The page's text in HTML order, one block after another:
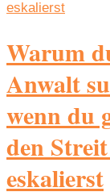
Warum
Anwalt
wenn du
den
eskalierst